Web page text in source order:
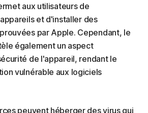
aux utilisateurs de
et d'installer des
par Apple. Cependant, le
également un aspect
de l'appareil, rendant le
vulnérable aux logiciels
peuvent héberger des virus qui